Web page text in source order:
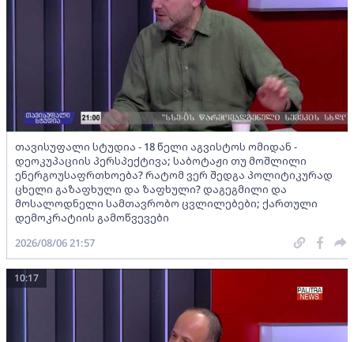
თავისუფალი სტუდია - 18 წელი აგვისტოს ომიდან -
დეოკუპაციის პერსპექტივა; საბოტაჟი თუ მოშლილი
ენერგოუსაფრთხოება? რატომ ვერ შედგა პოლიტიკურად
ცხელი გაზაფხული და ზაფხული? დაგეგმილი და
მოსალოდნელი სამთავრობო ცვლილებები; ქართული
დემოკრატიის გამოწვევები
2026/08/06 21:57
10:17